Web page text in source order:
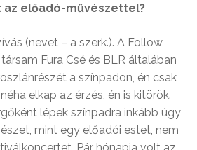
előadó-művészettel?
(nevet – a szerk.). A Follow
Fura Csé és BLR általában
a színpadon, én csak
néha elkap az érzés, én is kitörök.
lépek színpadra inkább úgy
mint egy előadói estet, nem